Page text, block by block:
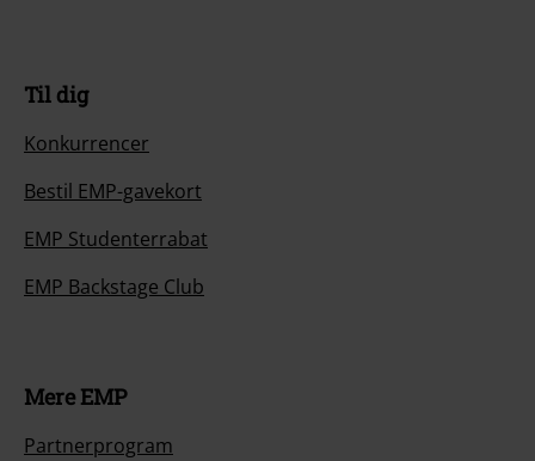
Til dig
Konkurrencer
Bestil EMP-gavekort
EMP Studenterrabat
EMP Backstage Club
Mere EMP
Partnerprogram